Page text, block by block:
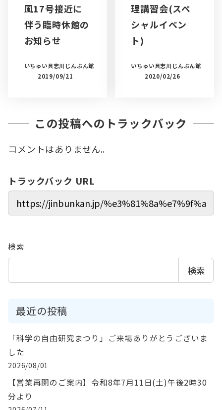
風17号接近に
伴う臨時休館の
お知らせ
いちゅい具志川じんぶん館
2019/09/21
理講習会(スペ
シャルイベン
ト)
いちゅい具志川じんぶん館
2020/02/26
この投稿へのトラックバック
コメントはありません。
トラックバック URL
検索
検索
最近の投稿
「科学の自由研究まつり」ご来場ありがとうございま
した
2026/08/01
【営業再開のご案内】令和8年7月11日(土)午後2時30
分より